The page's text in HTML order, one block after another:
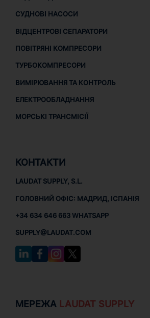
СУДНОВІ НАСОСИ
ВІДЦЕНТРОВІ СЕПАРАТОРИ
ПОВІТРЯНІ КОМПРЕСОРИ
ТУРБОКОМПРЕСОРИ
ВИМІРЮВАННЯ ТА КОНТРОЛЬ
ЕЛЕКТРООБЛАДНАННЯ
МОРСЬКІ ТРАНСМІСІЇ
КОНТАКТИ
LAUDAT SUPPLY, S.L.
ГОЛОВНИЙ ОФІС: МАДРИД, ІСПАНІЯ
+34 634 646 663 WHATSAPP
SUPPLY@LAUDAT.COM
МЕРЕЖА LAUDAT SUPPLY